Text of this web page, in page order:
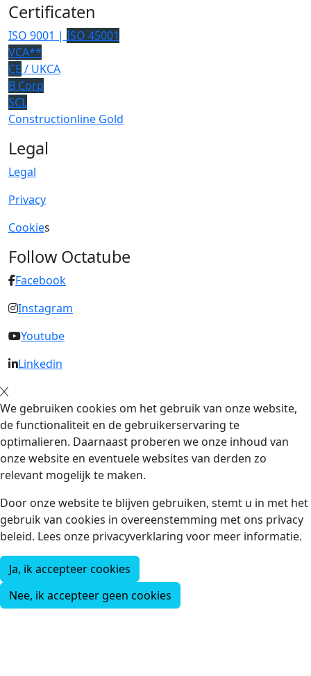
Certificaten
ISO 9001 | ISO 45001
VCA**
CE / UKCA
B Corp
SCL
Constructionline Gold
Legal
Legal
Privacy
Cookies
Follow Octatube
Facebook
Instagram
Youtube
Linkedin
We gebruiken cookies om het gebruik van onze website,
de functionaliteit en de gebruikerservaring te
optimalieren. Daarnaast proberen we onze inhoud van
onze website en eventuele websites van derden zo
relevant mogelijk te maken.
Door onze website te blijven gebruiken, stemt u in met het
gebruik van cookies in overeenstemming met ons privacy
beleid. Lees onze privacyverklaring voor meer informatie.
Ja, ik accepteer cookies
Nee, ik accepteer geen cookies